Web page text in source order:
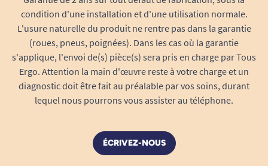
condition d'une installation et d'une utilisation normale.
L'usure naturelle du produit ne rentre pas dans la garantie
(roues, pneus, poignées). Dans les cas où la garantie
s'applique, l'envoi de(s) pièce(s) sera pris en charge par Tous
Ergo. Attention la main d'œuvre reste à votre charge et un
diagnostic doit être fait au préalable par vos soins, durant
lequel nous pourrons vous assister au téléphone.
ÉCRIVEZ-NOUS